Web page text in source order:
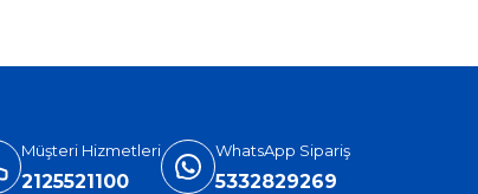
Müşteri Hizmetleri
2125521100
WhatsApp Sipariş
5332829269